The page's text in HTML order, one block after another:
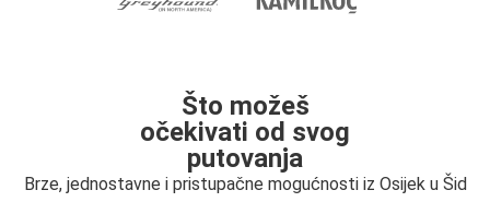
Što možeš
očekivati od svog
putovanja
Brze, jednostavne i pristupačne mogućnosti iz Osijek u Šid